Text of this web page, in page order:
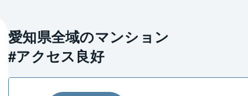
愛知県全域のマンション
#アクセス良好